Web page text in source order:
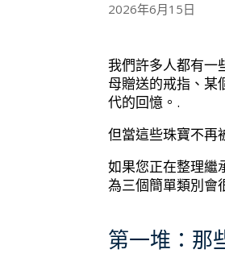
2026年6月15日
我們許多人都有一
母贈送的戒指、某
代的回憶。.
但當這些珠寶不再
如果您正在整理繼
為三個簡單類別會
第一堆：那